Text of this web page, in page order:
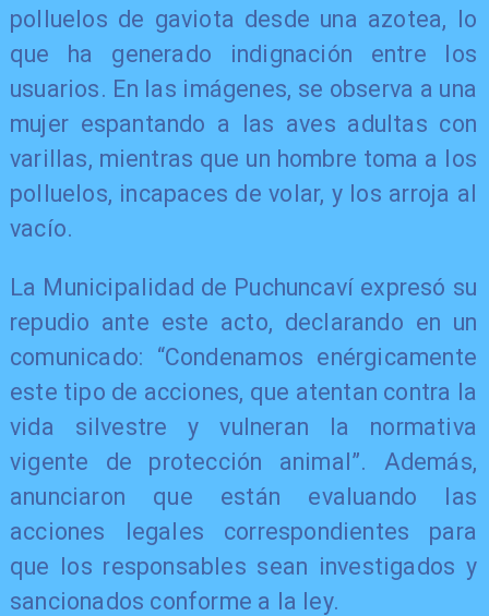
polluelos de gaviota desde una azotea, lo
que ha generado indignación entre los
usuarios. En las imágenes, se observa a una
mujer espantando a las aves adultas con
varillas, mientras que un hombre toma a los
polluelos, incapaces de volar, y los arroja al
vacío.
La Municipalidad de Puchuncaví expresó su
repudio ante este acto, declarando en un
comunicado: “Condenamos enérgicamente
este tipo de acciones, que atentan contra la
vida silvestre y vulneran la normativa
vigente de protección animal”. Además,
anunciaron que están evaluando las
acciones legales correspondientes para
que los responsables sean investigados y
sancionados conforme a la ley.